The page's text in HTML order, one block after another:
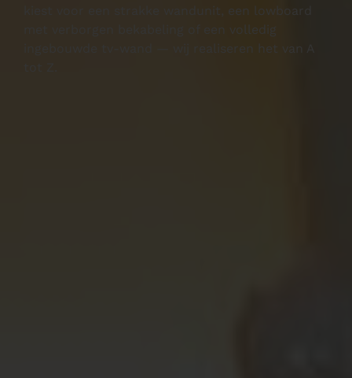
kiest voor een strakke wandunit, een lowboard
met verborgen bekabeling of een volledig
ingebouwde tv-wand — wij realiseren het van A